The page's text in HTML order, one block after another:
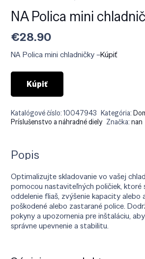
NA Polica mini
€28.90
NA Polica mini chladničky –Kúpiť
Kúpiť
Katalógové číslo:10047943 Kategória:
Príslušenstvo a náhradné diely Značka:nan
Popis
Optimalizujte skladovanie vo vašej
pomocou nastaviteľných poličiek, ktoré
oddelenie fliaš, zvýšenie kapacity alebo
poškodené alebo zastarané police.
pokyny a upozornenia pre inštaláciu,
správne upevnenie a stabilitu.